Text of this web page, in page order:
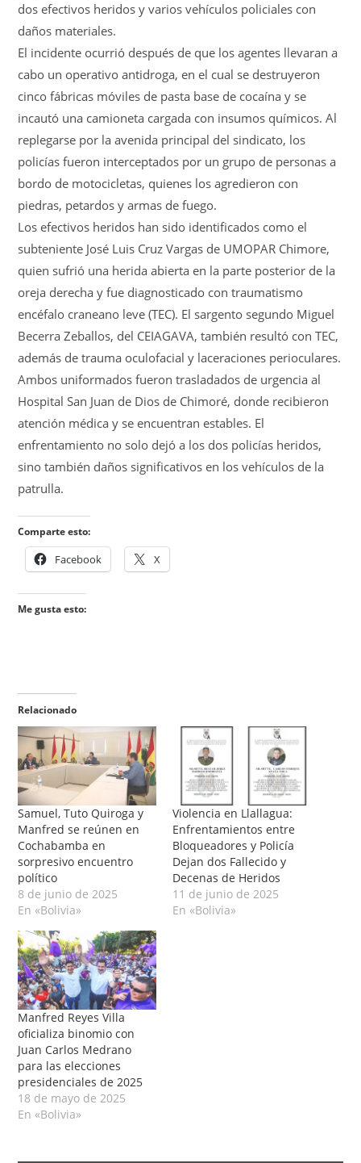
dos efectivos heridos y varios vehículos policiales con
daños materiales.
El incidente ocurrió después de que los agentes llevaran a
cabo un operativo antidroga, en el cual se destruyeron
cinco fábricas móviles de pasta base de cocaína y se
incautó una camioneta cargada con insumos químicos. Al
replegarse por la avenida principal del sindicato, los
policías fueron interceptados por un grupo de personas a
bordo de motocicletas, quienes los agredieron con
piedras, petardos y armas de fuego.
Los efectivos heridos han sido identificados como el
subteniente José Luis Cruz Vargas de UMOPAR Chimore,
quien sufrió una herida abierta en la parte posterior de la
oreja derecha y fue diagnosticado con traumatismo
encéfalo craneano leve (TEC). El sargento segundo Miguel
Becerra Zeballos, del CEIAGAVA, también resultó con TEC,
además de trauma oculofacial y laceraciones perioculares.
Ambos uniformados fueron trasladados de urgencia al
Hospital San Juan de Dios de Chimoré, donde recibieron
atención médica y se encuentran estables. El
enfrentamiento no solo dejó a los dos policías heridos,
sino también daños significativos en los vehículos de la
patrulla.
Comparte esto:
Facebook X
Me gusta esto:
Relacionado
Samuel, Tuto Quiroga y
Manfred se reúnen en
Cochabamba en
sorpresivo encuentro
político
8 de junio de 2025
En «Bolivia»
Violencia en Llallagua:
Enfrentamientos entre
Bloqueadores y Policía
Dejan dos Fallecido y
Decenas de Heridos
11 de junio de 2025
En «Bolivia»
Manfred Reyes Villa
oficializa binomio con
Juan Carlos Medrano
para las elecciones
presidenciales de 2025
18 de mayo de 2025
En «Bolivia»